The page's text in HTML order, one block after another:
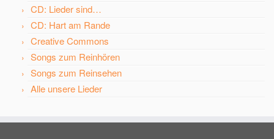
CD: Lieder sind…
CD: Hart am Rande
Creative Commons
Songs zum Reinhören
Songs zum Reinsehen
Alle unsere Lieder